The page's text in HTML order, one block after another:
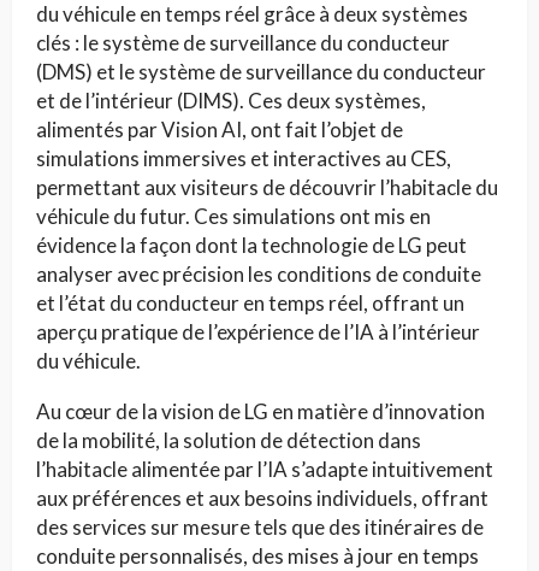
du véhicule en temps réel grâce à deux systèmes
clés : le système de surveillance du conducteur
(DMS) et le système de surveillance du conducteur
et de l’intérieur (DIMS). Ces deux systèmes,
alimentés par Vision AI, ont fait l’objet de
simulations immersives et interactives au CES,
permettant aux visiteurs de découvrir l’habitacle du
véhicule du futur. Ces simulations ont mis en
évidence la façon dont la technologie de LG peut
analyser avec précision les conditions de conduite
et l’état du conducteur en temps réel, offrant un
aperçu pratique de l’expérience de l’IA à l’intérieur
du véhicule.
Au cœur de la vision de LG en matière d’innovation
de la mobilité, la solution de détection dans
l’habitacle alimentée par l’IA s’adapte intuitivement
aux préférences et aux besoins individuels, offrant
des services sur mesure tels que des itinéraires de
conduite personnalisés, des mises à jour en temps